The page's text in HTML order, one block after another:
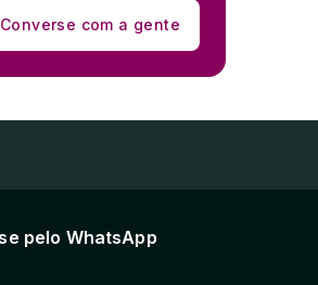
Converse com a gente
pelo WhatsApp